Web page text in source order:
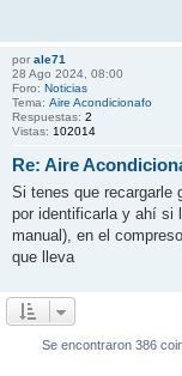
por ale71
28 Ago 2024, 08:00
Foro: Noticias
Tema: Aire Acondicionafo
Respuestas: 2
Vistas: 102014
Re: Aire
Si tenes que recargarle
por identificarla y ahí si
manual), en el
que lleva
Se encontraron 386